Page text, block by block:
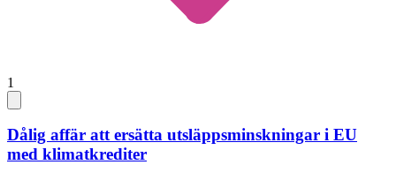
1
Dålig affär att ersätta utsläppsminskningar i EU
med klimatkrediter